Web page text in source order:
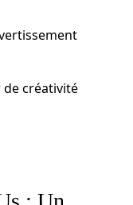
de créativité